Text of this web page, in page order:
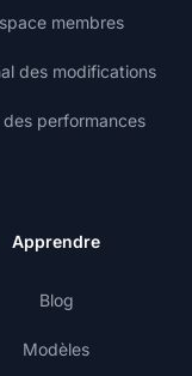
membres
des modifications
des performances
Apprendre
Blog
Modèles